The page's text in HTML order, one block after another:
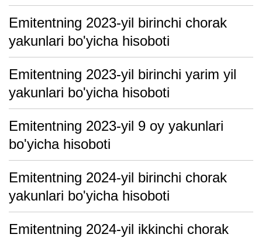
Emitentning 2023-yil birinchi chorak
yakunlari bo'yicha hisoboti
Emitentning 2023-yil birinchi yarim yil
yakunlari bo'yicha hisoboti
Emitentning 2023-yil 9 oy yakunlari
bo'yicha hisoboti
Emitentning 2024-yil birinchi chorak
yakunlari bo'yicha hisoboti
Emitentning 2024-yil ikkinchi chorak